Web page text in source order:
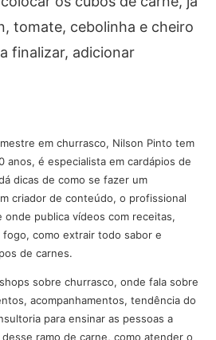
tomate, cebolinha e cheiro
finalizar, adicionar
em churrasco, Nilson Pinto tem
anos, é especialista em cardápios de
dicas de como se fazer um
criador de conteúdo, o profissional
onde publica vídeos com receitas,
como extrair todo sabor e
de carnes.
sobre churrasco, onde fala sobre
acompanhamentos, tendência do
para ensinar as pessoas a
ramo de carne, como atender o